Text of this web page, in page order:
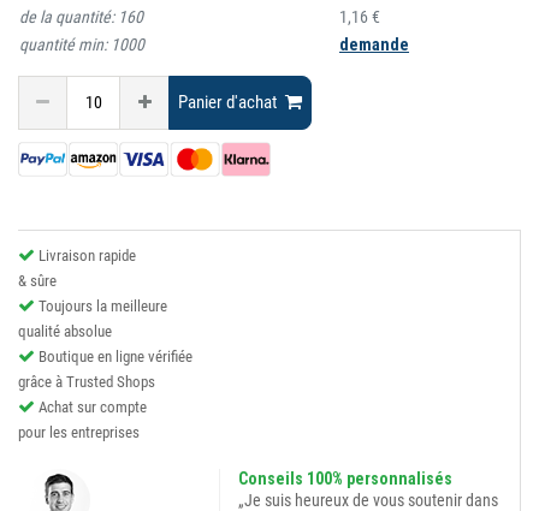
de la quantité: 160
1,16 €
quantité min: 1000 demande
Panier d'achat
Livraison rapide
& sûre
Toujours la meilleure
qualité absolue
Boutique en ligne vérifiée
grâce à Trusted Shops
Achat sur compte
pour les entreprises
Conseils 100% personnalisés
„Je suis heureux de vous soutenir dans